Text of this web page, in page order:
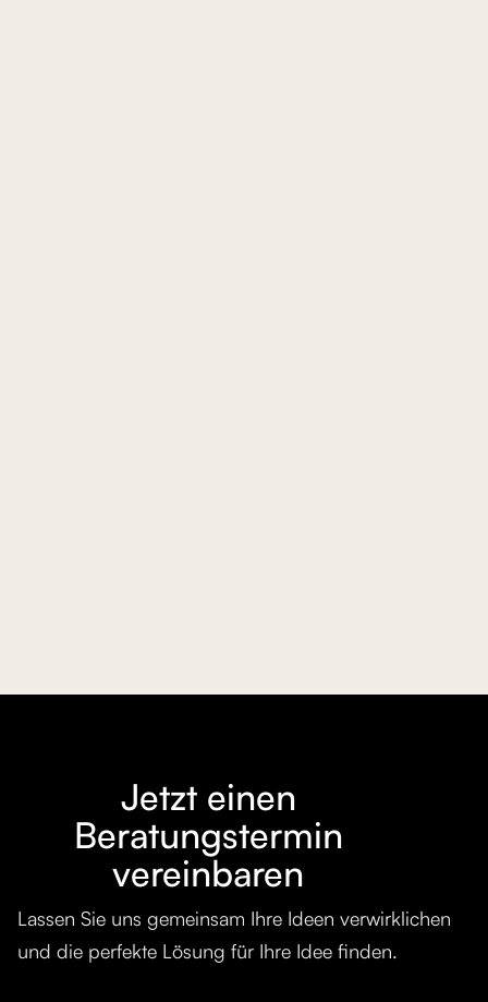
Jetzt einen
Beratungstermin
vereinbaren
Lassen Sie uns gemeinsam Ihre Ideen verwirklichen
und die perfekte Lösung für Ihre Idee finden.